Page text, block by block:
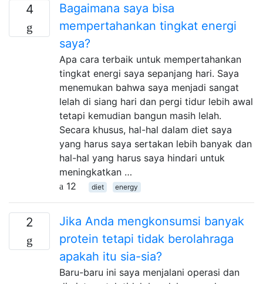
4
Bagaimana saya bisa
mempertahankan tingkat energi
saya?
Apa cara terbaik untuk mempertahankan
tingkat energi saya sepanjang hari. Saya
menemukan bahwa saya menjadi sangat
lelah di siang hari dan pergi tidur lebih awal
tetapi kemudian bangun masih lelah.
Secara khusus, hal-hal dalam diet saya
yang harus saya sertakan lebih banyak dan
hal-hal yang harus saya hindari untuk
meningkatkan …
12
diet energy
2
Jika Anda mengkonsumsi banyak
protein tetapi tidak berolahraga
apakah itu sia-sia?
Baru-baru ini saya menjalani operasi dan